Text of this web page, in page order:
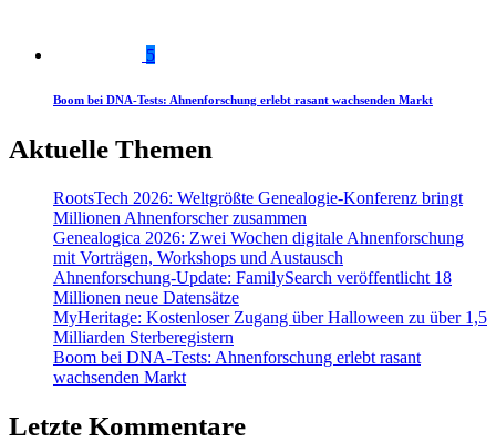
5
Boom bei DNA-Tests: Ahnenforschung erlebt rasant wachsenden Markt
Aktuelle Themen
RootsTech 2026: Weltgrößte Genealogie-Konferenz bringt
Millionen Ahnenforscher zusammen
Genealogica 2026: Zwei Wochen digitale Ahnenforschung
mit Vorträgen, Workshops und Austausch
Ahnenforschung-Update: FamilySearch veröffentlicht 18
Millionen neue Datensätze
MyHeritage: Kostenloser Zugang über Halloween zu über 1,5
Milliarden Sterberegistern
Boom bei DNA-Tests: Ahnenforschung erlebt rasant
wachsenden Markt
Letzte Kommentare